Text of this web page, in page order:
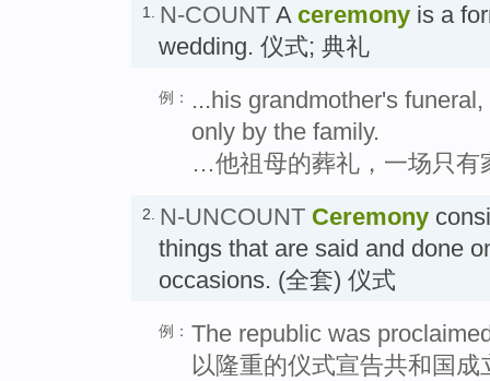
1. N-COUNT A ceremony is a
wedding. 仪式; 典礼
例：
...his grandmother's
only by the family.
…他祖母的葬礼，一场只有
2. N-UNCOUNT Ceremony
things that are said and done
occasions. (全套) 仪式
例： The republic was
以隆重的仪式宣告共和国成